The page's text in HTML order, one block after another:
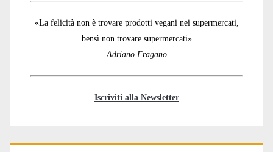
«La felicità non è trovare prodotti vegani nei supermercati,
bensì non trovare supermercati»
Adriano Fragano
Iscriviti alla Newsletter